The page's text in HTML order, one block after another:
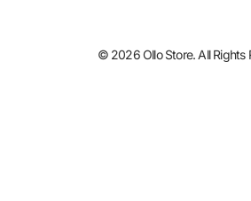
© 2026 Ollo Store. All Rights